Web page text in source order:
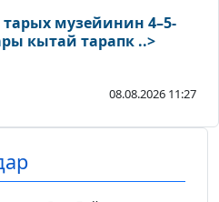
тарых музейинин 4–5-
кытай тарапк ..>
08.08.2026 11:27